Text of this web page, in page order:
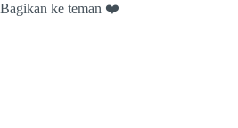
Bagikan ke teman ❤️